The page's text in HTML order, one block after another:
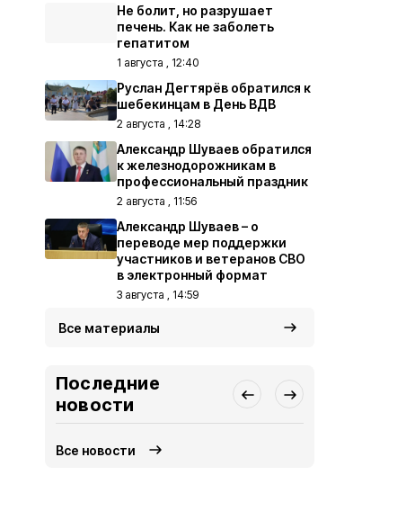
Не болит, но разрушает
печень. Как не заболеть
гепатитом
1 августа , 12:40
Руслан Дегтярёв обратился к
шебекинцам в День ВДВ
2 августа , 14:28
Александр Шуваев обратился
к железнодорожникам в
профессиональный праздник
2 августа , 11:56
Александр Шуваев – о
переводе мер поддержки
участников и ветеранов СВО
в электронный формат
3 августа , 14:59
Все материалы
Последние
новости
Все новости